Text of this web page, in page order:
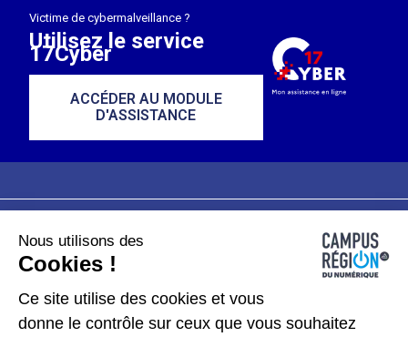
Victime de cybermalveillance ?
Utilisez le service
17Cyber
ACCÉDER AU MODULE
D'ASSISTANCE
Plan du site
Données personnelles
Nous utilisons des
Cookies !
Ce site utilise des cookies et vous
donne le contrôle sur ceux que vous souhaitez